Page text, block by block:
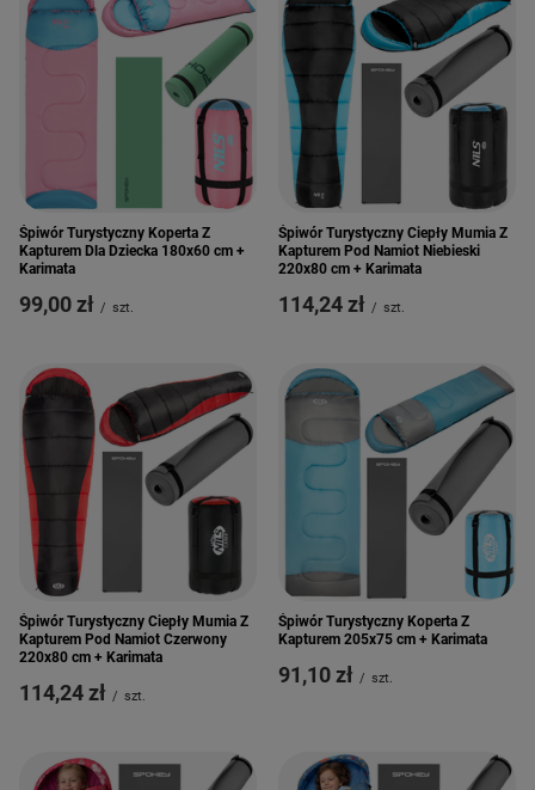
Śpiwór Turystyczny Koperta Z
Kapturem Dla Dziecka 180x60 cm +
Karimata
99,00 zł / szt.
Śpiwór Turystyczny Ciepły Mumia Z
Kapturem Pod Namiot Niebieski
220x80 cm + Karimata
114,24 zł / szt.
Śpiwór Turystyczny Ciepły Mumia Z
Kapturem Pod Namiot Czerwony
220x80 cm + Karimata
114,24 zł / szt.
Śpiwór Turystyczny Koperta Z
Kapturem 205x75 cm + Karimata
91,10 zł / szt.